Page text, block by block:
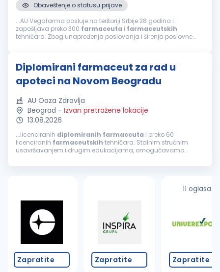
Obaveštenje o statusu prijave
...AU Vegafarma posluje na teritoriji Srbije 28 godina i
zapošljava preko 300 farmaceuta i farmaceutskih
tehničara. Zbog unapređenja poslovanja i širenja poslovne
Diplomirani farmaceut za rad u
apoteci na Novom Beogradu
AU Oaza Zdravlja
Beograd - Izvan pretražene lokacije
13.08.2026
...licenciranih diplomiranih farmaceuta i preko 60
licenciranih farmaceutskih tehničara. Stalnim stručnim
usavršavanjem i drugim edukacijama, omogućavamo
ustanove su zaposleni koji svojom stručnošću...
Zapratite Zapratite
11 oglasa
Zapratite